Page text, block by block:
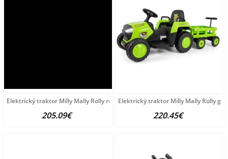
Elektrický traktor Milly Mally Rolly red Červená
205.09€
Elektrický traktor Milly Mally Rolly
220.45€